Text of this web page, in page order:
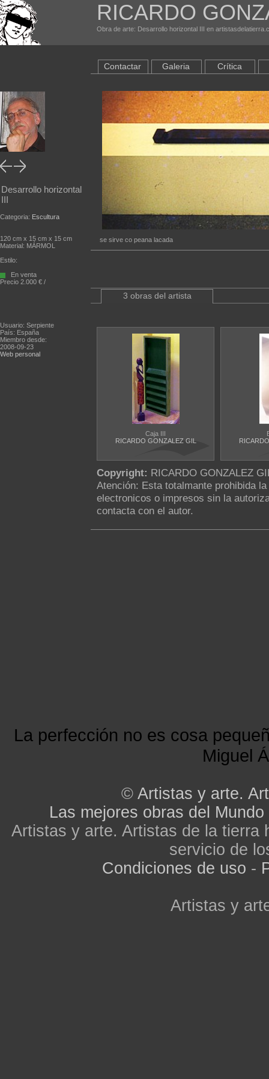
RICARDO
Obra de arte: Desarrollo horizontal III en
Desarrollo horizontal
III
Categoria: Escultura
120 cm x 15 cm x 15 cm
Material: MÁRMOL
Estilo:
En venta
Precio 2.000 € /
Usuario: Serpiente
País: España
Miembro desde:
2008-09-23
Web personal
Contactar Galeria Crítica
se sirve co peana lacada
3 obras del artista
Caja III
RICARDO GONZALEZ GIL
Copyright: RICARDO GONZALEZ
Atención: Esta totalmante prohibida
electronicos o impresos sin la
contacta con el autor.
La perfección no es cosa
Miguel
© Artistas y arte.
Las mejores obras del Mundo
Artistas y arte. Artistas de la tierra
servicio de
Condiciones de uso -
Artistas y